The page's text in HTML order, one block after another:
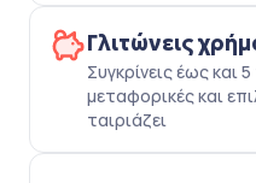
Γλιτώνεις
Συγκρίνεις έως
μεταφορικές και
ταιριάζει